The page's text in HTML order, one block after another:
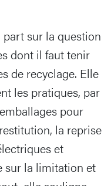
part sur la question
dont il faut tenir
de recyclage. Elle
les pratiques, par
pour
la reprise
et
sur la limitation et